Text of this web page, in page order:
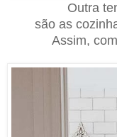
Outra
são as
Assim,